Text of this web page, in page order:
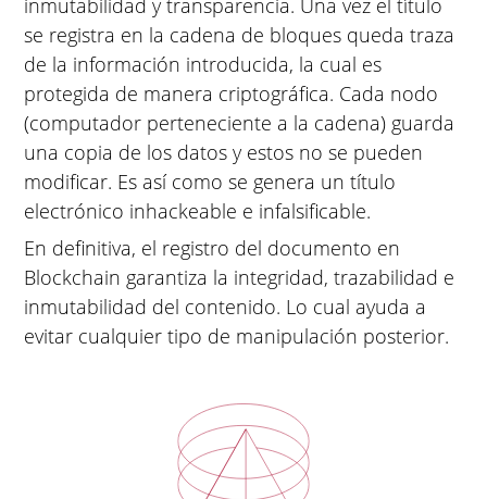
inmutabilidad y transparencia. Una vez el título
se registra en la cadena de bloques queda traza
de la información introducida, la cual es
protegida de manera criptográfica. Cada nodo
(computador perteneciente a la cadena) guarda
una copia de los datos y estos no se pueden
modificar. Es así como se genera un título
electrónico inhackeable e infalsificable.
En definitiva, el registro del documento en
Blockchain garantiza la integridad, trazabilidad e
inmutabilidad del contenido. Lo cual ayuda a
evitar cualquier tipo de manipulación posterior.